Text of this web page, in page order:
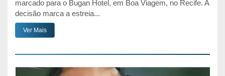
marcado para o Bugan Hotel, em Boa Viagem, no Recife. A
decisão marca a estreia...
Ver Mais